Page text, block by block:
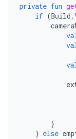
private fun
if (Build .
}
} else